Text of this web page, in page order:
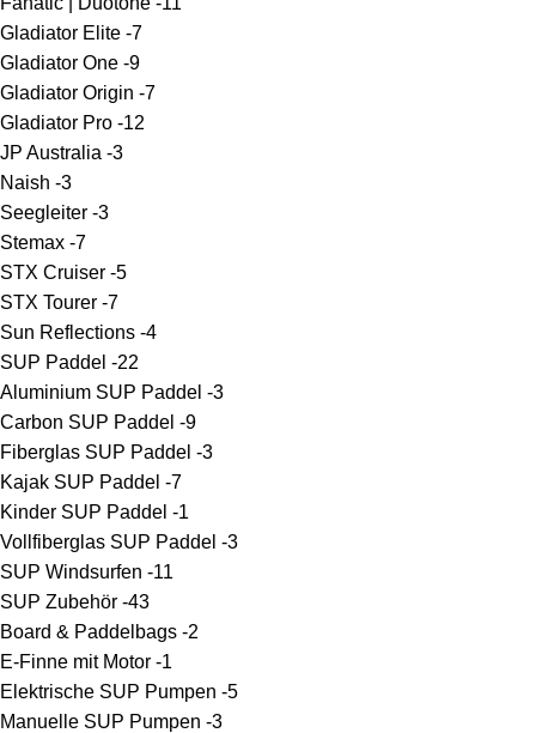
Gladiator Elite -7
Gladiator One -9
Gladiator Origin -7
Gladiator Pro -12
JP Australia -3
Naish -3
Seegleiter -3
Stemax -7
STX Cruiser -5
STX Tourer -7
Sun Reflections -4
SUP Paddel -22
Aluminium SUP Paddel -3
Carbon SUP Paddel -9
Fiberglas SUP Paddel -3
Kajak SUP Paddel -7
Kinder SUP Paddel -1
Vollfiberglas SUP Paddel -3
SUP Windsurfen -11
SUP Zubehör -43
Board & Paddelbags -2
E-Finne mit Motor -1
Elektrische SUP Pumpen -5
Manuelle SUP Pumpen -3